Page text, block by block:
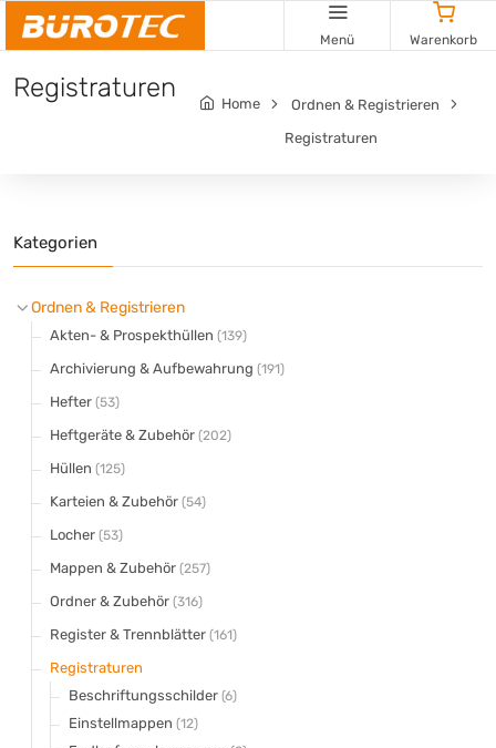
Menü Warenkorb
Registraturen
Home
Ordnen & Registrieren
Registraturen
Kategorien
Ordnen & Registrieren
Akten- & Prospekthüllen (139)
Archivierung & Aufbewahrung (191)
Hefter (53)
Heftgeräte & Zubehör (202)
Hüllen (125)
Karteien & Zubehör (54)
Locher (53)
Mappen & Zubehör (257)
Ordner & Zubehör (316)
Register & Trennblätter (161)
Registraturen
Beschriftungsschilder (6)
Einstellmappen (12)
Cookie-Einstellungen